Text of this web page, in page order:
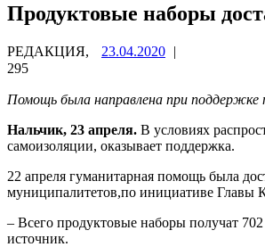
Продуктовые наборы
РЕДАКЦИЯ, 23.04.2020 |
295
Помощь была направлена при поддержке
Нальчик, 23 апреля. В условиях
самоизоляции, оказывает поддержка.
22 апреля гуманитарная помощь была
муниципалитетов,по инициативе Главы
– Всего продуктовые наборы получат
источник.